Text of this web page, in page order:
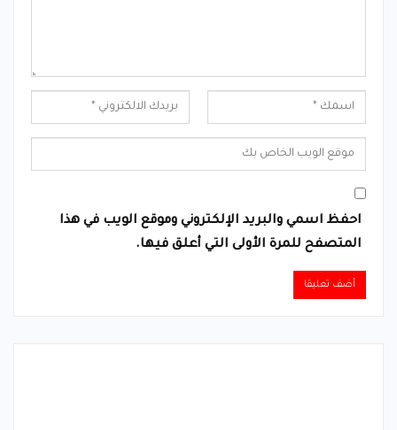
احفظ اسمي والبريد الإلكتروني وموقع الويب في هذا
المتصفح للمرة الأولى التي أعلق فيها.